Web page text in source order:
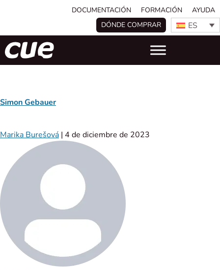
DOCUMENTACIÓN FORMACIÓN
AYUDA
DÓNDE COMPRAR
ES
Simon Gebauer
Marika Burešová | 4 de diciembre de 2023